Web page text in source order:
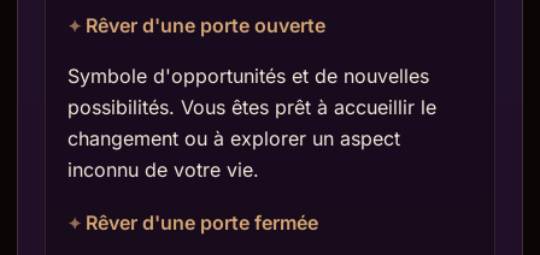
Rêver d'une porte ouverte
Symbole d'opportunités et de nouvelles
possibilités. Vous êtes prêt à accueillir le
changement ou à explorer un aspect
inconnu de votre vie.
Rêver d'une porte fermée